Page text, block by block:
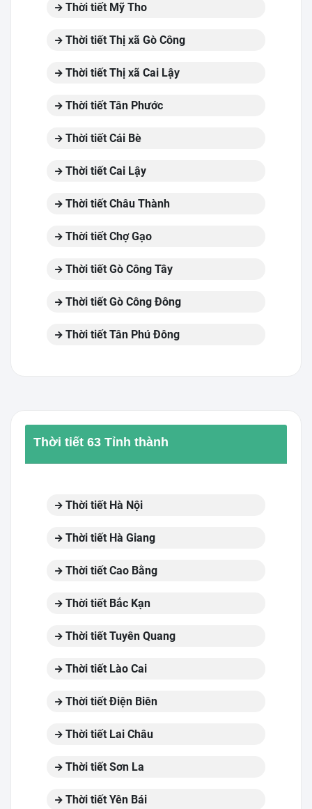
Thời tiết Mỹ Tho
Thời tiết Thị xã Gò Công
Thời tiết Thị xã Cai Lậy
Thời tiết Tân Phước
Thời tiết Cái Bè
Thời tiết Cai Lậy
Thời tiết Châu Thành
Thời tiết Chợ Gạo
Thời tiết Gò Công Tây
Thời tiết Gò Công Đông
Thời tiết Tân Phú Đông
Thời tiết 63 Tỉnh thành
Thời tiết Hà Nội
Thời tiết Hà Giang
Thời tiết Cao Bằng
Thời tiết Bắc Kạn
Thời tiết Tuyên Quang
Thời tiết Lào Cai
Thời tiết Điện Biên
Thời tiết Lai Châu
Thời tiết Sơn La
Thời tiết Yên Bái